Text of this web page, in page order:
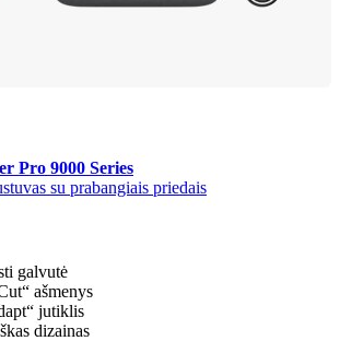
Pro 9000 Series
su prabangiais priedais
galvutė
ašmenys
jutiklis
dizainas